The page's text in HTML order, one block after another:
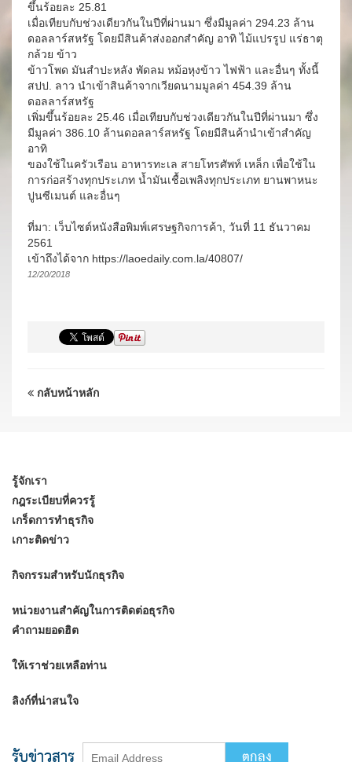
ขึ้นร้อยละ 25.81
เมื่อเทียบกับช่วงเดียวกันในปีที่ผ่านมา ซึ่งมีมูลค่า 294.23 ล้าน
ดอลลาร์สหรัฐ โดยมีสินค้าส่งออกสำคัญ อาทิ ไม้แปรรูป แร่ธาตุ
กล้วย ข้าว
ข้าวโพด มันสำปะหลัง พัดลม หม้อหุงข้าว ไฟฟ้า และอื่นๆ ทั้งนี้
สปป. ลาว นำเข้าสินค้าจากเวียดนามมูลค่า 454.39 ล้าน
ดอลลาร์สหรัฐ
เพิ่มขึ้นร้อยละ 25.46 เมื่อเทียบกับช่วงเดียวกันในปีที่ผ่านมา ซึ่ง
มีมูลค่า 386.10 ล้านดอลลาร์สหรัฐ โดยมีสินค้านำเข้าสำคัญ
อาทิ
ของใช้ในครัวเรือน อาหารทะเล สายโทรศัพท์ เหล็ก เพื่อใช้ใน
การก่อสร้างทุกประเภท น้ำมันเชื้อเพลิงทุกประเภท ยานพาหนะ
ปูนซีเมนต์ และอื่นๆ
ที่มา: เว็บไซต์หนังสือพิมพ์เศรษฐกิจการค้า, วันที่ 11 ธันวาคม
2561
เข้าถึงได้จาก https://laoedaily.com.la/40807/
12/20/2018
กลับหน้าหลัก
รู้จักเรา
กฎระเบียบที่ควรรู้
เกร็ดการทำธุรกิจ
เกาะติดข่าว
กิจกรรมสำหรับนักธุรกิจ
หน่วยงานสำคัญในการติดต่อธุรกิจ
คำถามยอดฮิต
ให้เราช่วยเหลือท่าน
ลิงก์ที่น่าสนใจ